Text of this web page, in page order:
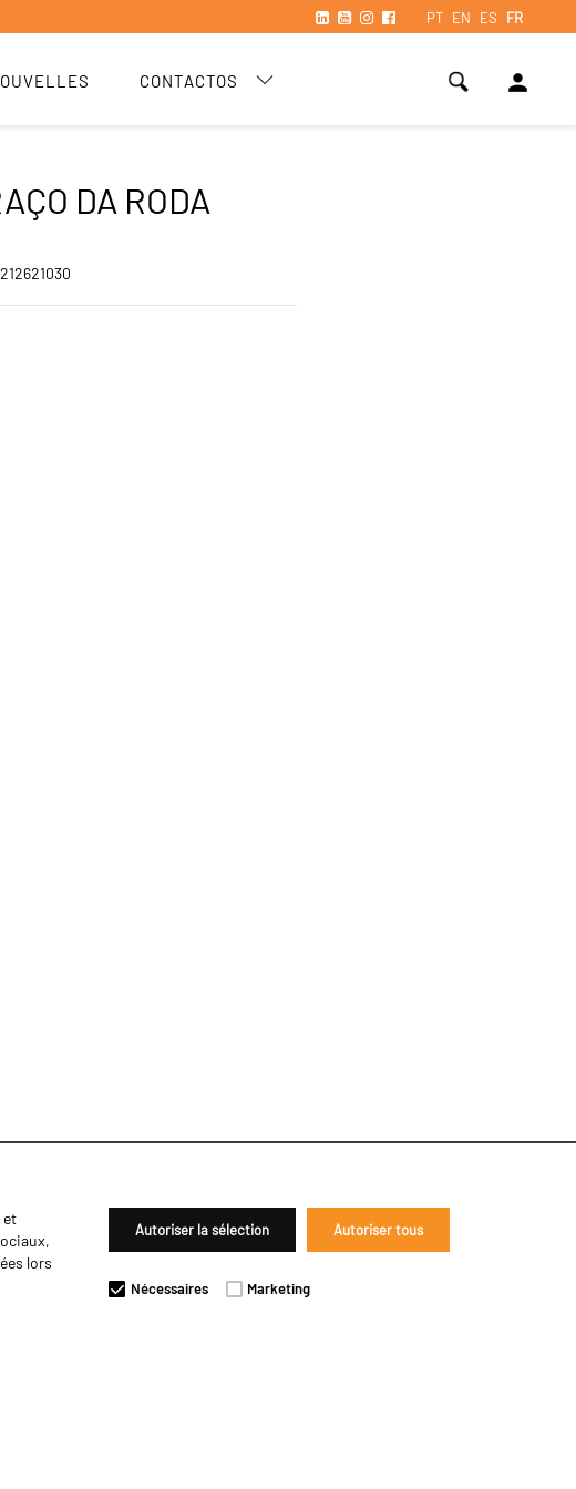
PT EN ES FR
CONTACTOS person
et
lors
Autoriser la sélection Autoriser tous
Nécessaires Marketing
DA RODA